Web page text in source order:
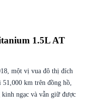
1.5L AT
một vị vua đô thị đích
51,000 km trên đồng hồ,
kinh ngạc và vẫn giữ được